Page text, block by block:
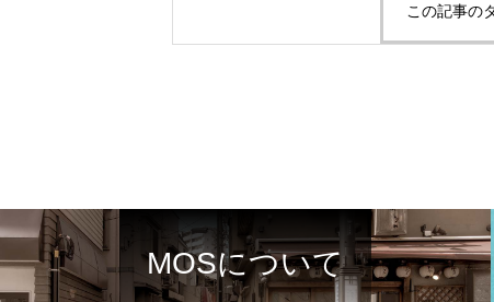
この記事の
MOSについて